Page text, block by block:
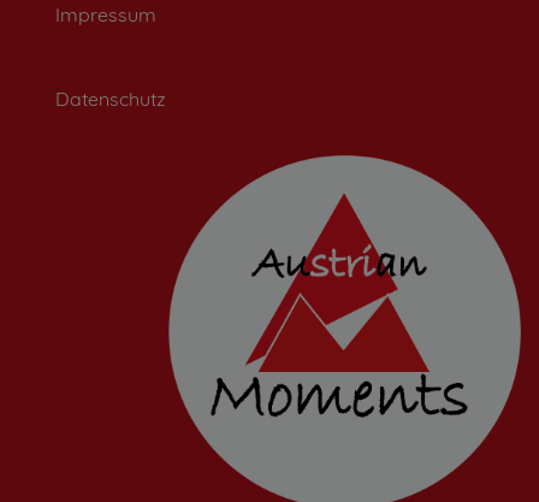
Impressum
Datenschutz